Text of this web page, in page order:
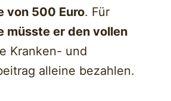
von 500 Euro. Für
müsste er den vollen
Kranken- und
alleine bezahlen.